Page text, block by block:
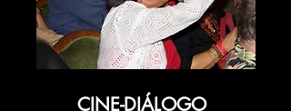
CINE-DIÁLOGO